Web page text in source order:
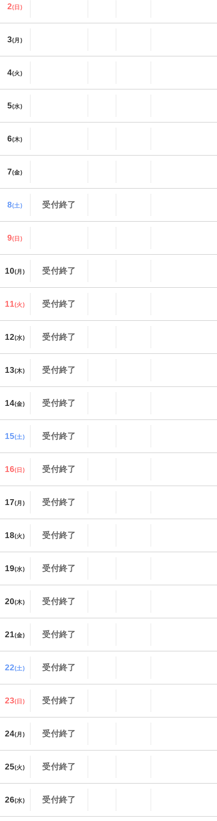
2(日)
3(月)
4(火)
5(水)
6(木)
7(金)
8(土) 受付終了
9(日)
10(月) 受付終了
11(火) 受付終了
12(水) 受付終了
13(木) 受付終了
14(金) 受付終了
15(土) 受付終了
16(日) 受付終了
17(月) 受付終了
18(火) 受付終了
19(水) 受付終了
20(木) 受付終了
21(金) 受付終了
22(土) 受付終了
23(日) 受付終了
24(月) 受付終了
25(火) 受付終了
26(水) 受付終了